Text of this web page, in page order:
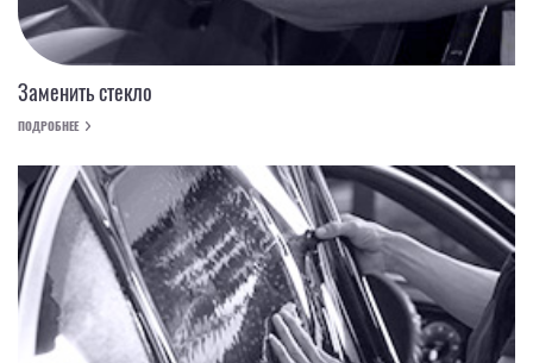
Заменить стекло
ПОДРОБНЕЕ